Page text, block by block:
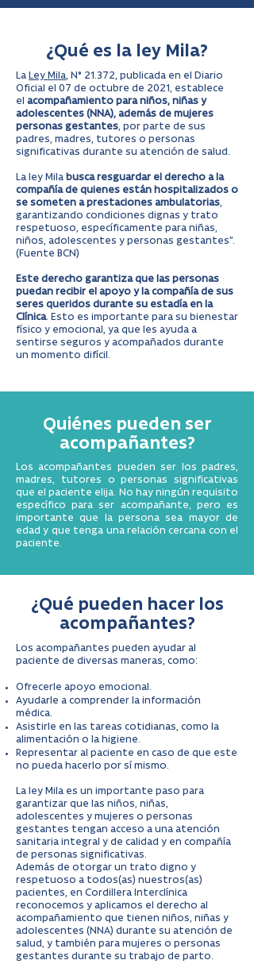
¿Qué es la ley Mila?
La Ley Mila, N° 21.372, publicada en el Diario
Oficial el 07 de octubre de 2021, establece
el acompañamiento para niños, niñas y
adolescentes (NNA), además de mujeres
personas gestantes, por parte de sus
padres, madres, tutores o personas
significativas durante su atención de salud.
La ley Mila busca resguardar el derecho a la
compañía de quienes están hospitalizados o
se someten a prestaciones ambulatorias,
garantizando condiciones dignas y trato
respetuoso, específicamente para niñas,
niños, adolescentes y personas gestantes”.
(Fuente BCN)
Este derecho garantiza que las personas
puedan recibir el apoyo y la compañía de sus
seres queridos durante su estadía en la
Clínica. Esto es importante para su bienestar
físico y emocional, ya que les ayuda a
sentirse seguros y acompañados durante
un momento difícil.
Quiénes pueden ser
acompañantes?
Los acompañantes pueden ser los padres,
madres, tutores o personas significativas
que el paciente elija. No hay ningún requisito
específico para ser acompañante, pero es
importante que la persona sea mayor de
edad y que tenga una relación cercana con el
paciente.
¿Qué pueden hacer los
acompañantes?
Los acompañantes pueden ayudar al
paciente de diversas maneras, como:
Ofrecerle apoyo emocional.
Ayudarle a comprender la información
médica.
Asistirle en las tareas cotidianas, como la
alimentación o la higiene.
Representar al paciente en caso de que este
no pueda hacerlo por sí mismo.
La ley Mila es un importante paso para
garantizar que las niños, niñas,
adolescentes y mujeres o personas
gestantes tengan acceso a una atención
sanitaria integral y de calidad y en compañía
de personas significativas.
Además de otorgar un trato digno y
respetuoso a todos(as) nuestros(as)
pacientes, en Cordillera Interclínica
reconocemos y aplicamos el derecho al
acompañamiento que tienen niños, niñas y
adolescentes (NNA) durante su atención de
salud, y también para mujeres o personas
gestantes durante su trabajo de parto.